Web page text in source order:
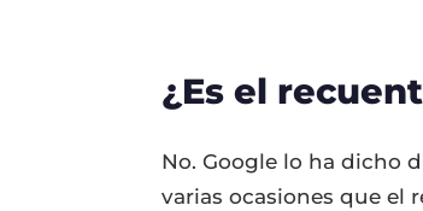
¿Es el
No. Google lo ha dicho
varias ocasiones que el